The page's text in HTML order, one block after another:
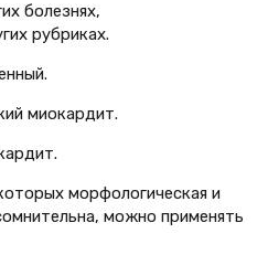
болезнях,
рубриках.
миокардит.
морфологическая и
можно применять